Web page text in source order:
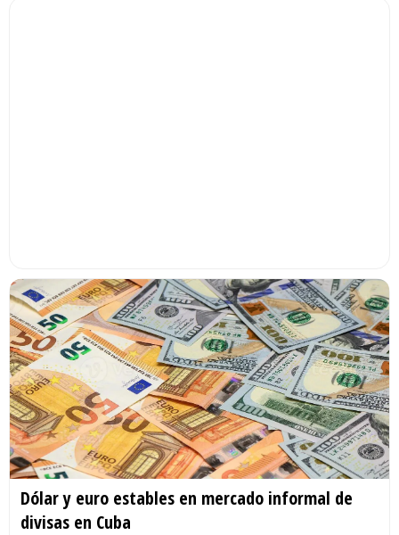
Dólar y euro estables en mercado informal de
divisas en Cuba